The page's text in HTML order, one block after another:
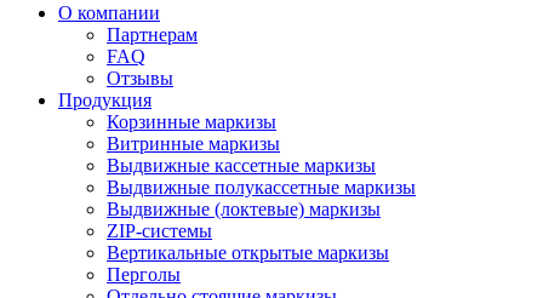
О компании
Партнерам
FAQ
Отзывы
Продукция
Корзинные маркизы
Витринные маркизы
Выдвижные кассетные маркизы
Выдвижные полукассетные маркизы
Выдвижные (локтевые) маркизы
ZIP-системы
Вертикальные открытые маркизы
Перголы